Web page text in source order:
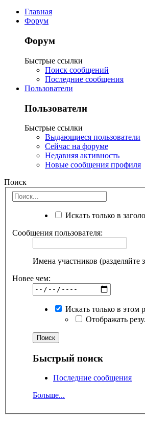
Главная
Форум
Форум
Быстрые ссылки
Поиск сообщений
Последние сообщения
Пользователи
Пользователи
Быстрые ссылки
Выдающиеся пользователи
Сейчас на форуме
Недавняя активность
Новые сообщения профиля
Поиск
Искать только в
Сообщения пользователя:
Имена участников (разделяйте
Новее чем:
Искать только в этом
Отображать
Быстрый поиск
Последние сообщения
Больше...